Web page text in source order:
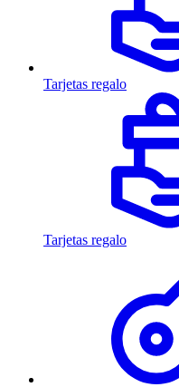
Tarjetas regalo
Tarjetas regalo